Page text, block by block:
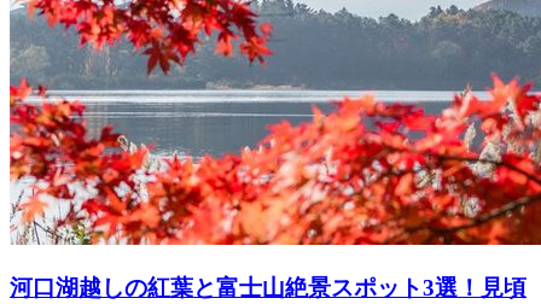
河口湖越しの紅葉と富士山絶景スポット3選！見頃